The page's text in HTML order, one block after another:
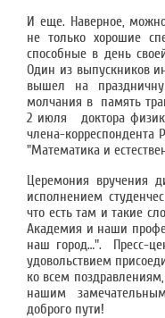
И еще. Наверное,
не только хорошие
способные в день
Один из выпускников
вышел на
молчания в память
2 июля доктора
члена-корреспондента
"Математика и
Церемония вручения
исполнением
что есть там и такие
Академия и наши
наш город…". Пресс-
удовольствием
ко всем
нашим
доброго пути!